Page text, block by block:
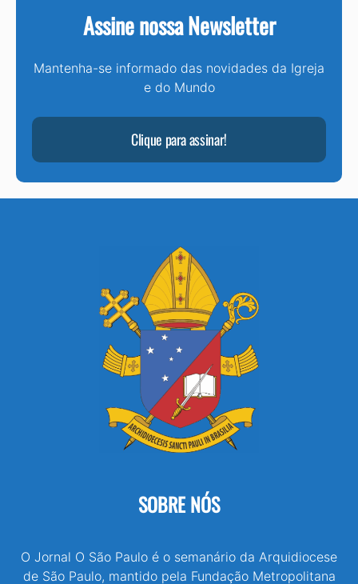
Assine nossa Newsletter
Mantenha-se informado das novidades da Igreja
e do Mundo
Clique para assinar!
SOBRE NÓS
O Jornal O São Paulo é o semanário da Arquidiocese
de São Paulo, mantido pela Fundação Metropolitana